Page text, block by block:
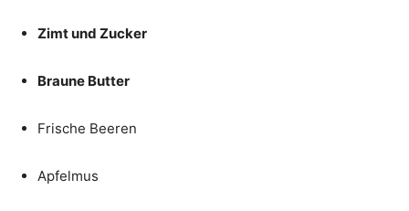
Zimt und Zucker
Braune Butter
Frische Beeren
Apfelmus